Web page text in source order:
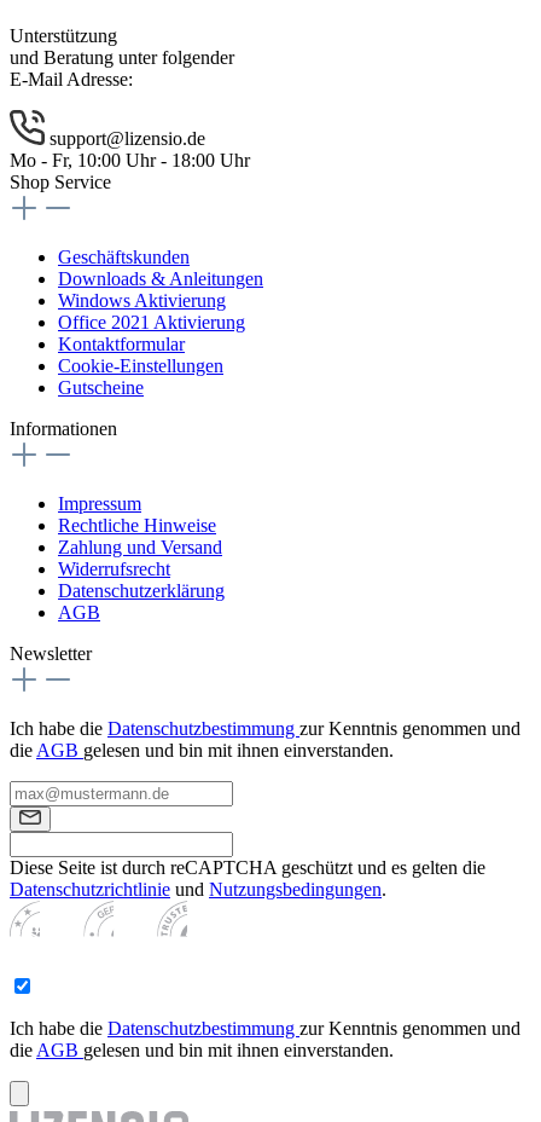
Unterstützung
und Beratung unter folgender
E-Mail Adresse:
support@lizensio.de
Mo - Fr, 10:00 Uhr - 18:00 Uhr
Shop Service
Geschäftskunden
Downloads & Anleitungen
Windows Aktivierung
Office 2021 Aktivierung
Kontaktformular
Cookie-Einstellungen
Gutscheine
Informationen
Impressum
Rechtliche Hinweise
Zahlung und Versand
Widerrufsrecht
Datenschutzerklärung
AGB
Newsletter
Ich habe die Datenschutzbestimmung zur Kenntnis genommen und
die AGB gelesen und bin mit ihnen einverstanden.
Diese Seite ist durch reCAPTCHA geschützt und es gelten die
Datenschutzrichtlinie und Nutzungsbedingungen.
Ich habe die Datenschutzbestimmung zur Kenntnis genommen und
die AGB gelesen und bin mit ihnen einverstanden.